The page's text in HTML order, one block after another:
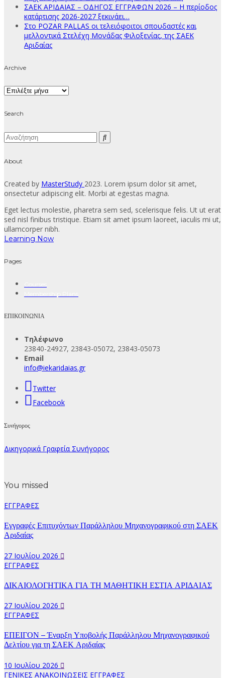
ΣΑΕΚ ΑΡΙΔΑΙΑΣ – ΟΔΗΓΟΣ ΕΓΓΡΑΦΩΝ 2026 – Η περίοδος
κατάρτισης 2026-2027 ξεκινάει…
Στο POZAR PALLAS οι τελειόφοιτοι σπουδαστές και
μελλοντικά Στελέχη Μονάδας Φιλοξενίας, της ΣΑΕΚ
Αριδαίας
Archive
Archive
Search
About
Created by MasterStudy 2023. Lorem ipsum dolor sit amet,
onsectetur adipiscing elit. Morbi at egestas magna.
Eget lectus molestie, pharetra sem sed, scelerisque felis. Ut ut erat
sed nisl finibus tristique. Etiam sit amet ipsum laoreet, iaculis mi ut,
ullamcorper nibh.
Learning Now
Pages
ΕΠΙΚΟΙΝΩΝΙΑ
Τηλέφωνο
23840-24927, 23843-05072, 23843-05073
Email
info@iekaridaias.gr
Twitter
Facebook
Συνήγορος
Δικηγορικά Γραφεία Συνήγορος
You missed
ΕΓΓΡΑΦΕΣ
Εγγραφές Επιτυχόντων Παράλληλου Μηχανογραφικού στη ΣΑΕΚ
Αριδαίας
27 Ιουλίου 2026
ΕΓΓΡΑΦΕΣ
ΔΙΚΑΙΟΛΟΓΗΤΙΚΑ ΓΙΑ ΤΗ ΜΑΘΗΤΙΚΗ ΕΣΤΙΑ ΑΡΙΔΑΙΑΣ
27 Ιουλίου 2026
ΕΓΓΡΑΦΕΣ
ΕΠΕΙΓΟΝ – Έναρξη Υποβολής Παράλληλου Μηχανογραφικού
Δελτίου για τη ΣΑΕΚ Αριδαίας
10 Ιουλίου 2026
ΓΕΝΙΚΕΣ ΑΝΑΚΟΙΝΩΣΕΙΣ ΕΓΓΡΑΦΕΣ